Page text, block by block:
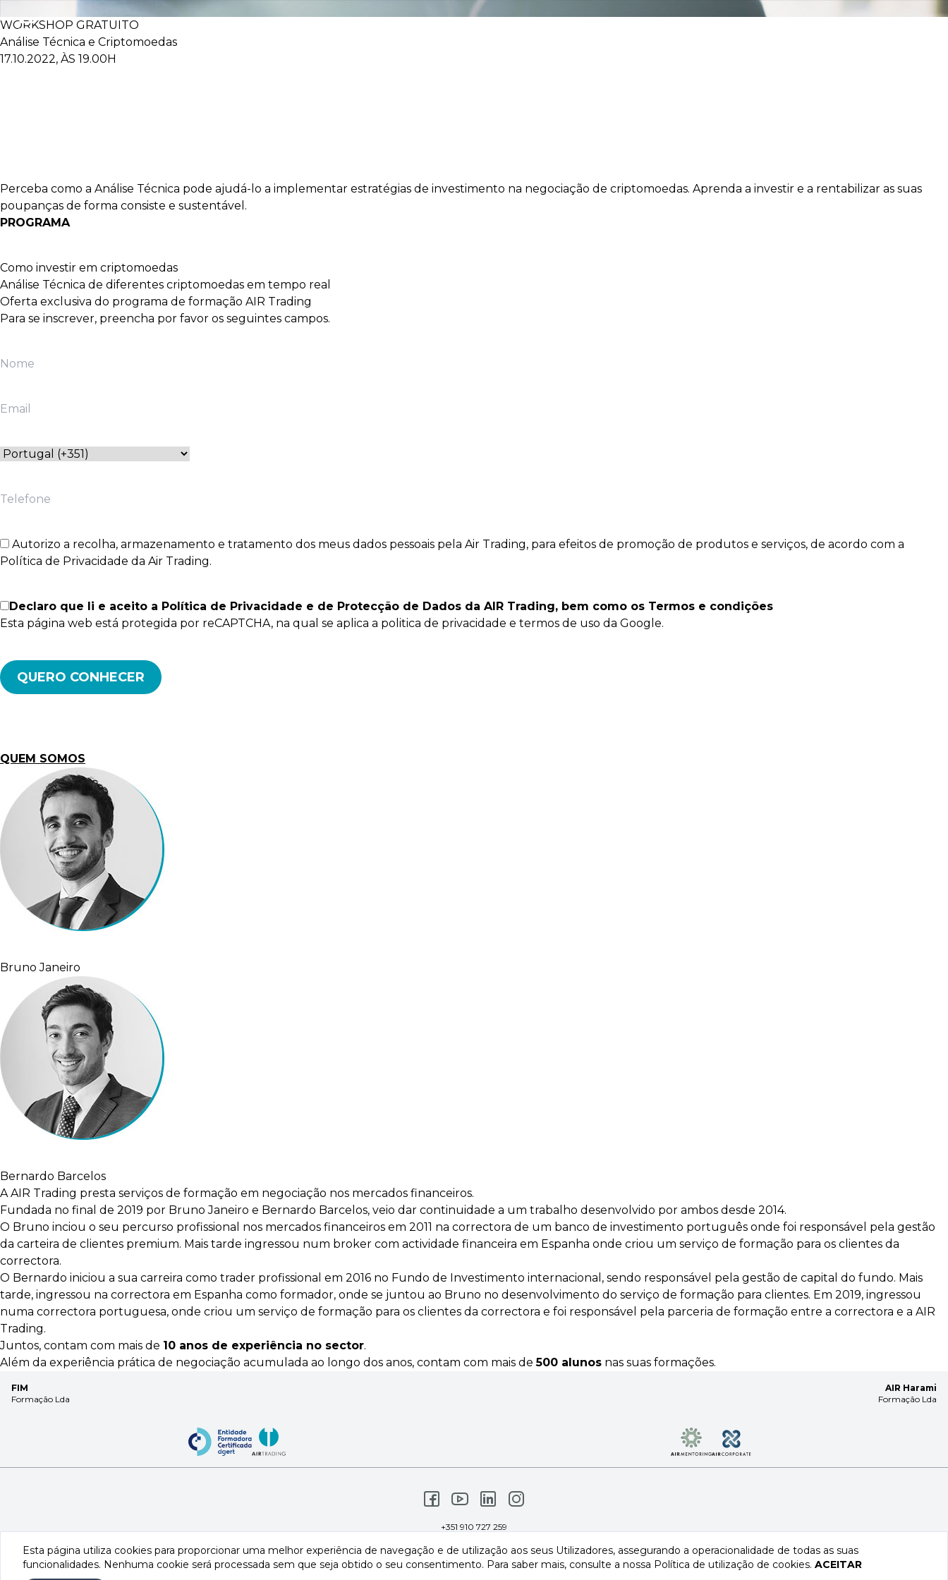
☰
WORKSHOP GRATUITO
Análise Técnica e Criptomoedas
17.10.2022, ÀS 19.00H
Perceba como a Análise Técnica pode ajudá-lo a implementar estratégias de investimento na negociação de criptomoedas. Aprenda a investir e a rentabilizar as suas
poupanças de forma consiste e sustentável.
PROGRAMA
Como investir em criptomoedas
Análise Técnica de diferentes criptomoedas em tempo real
Oferta exclusiva do programa de formação AIR Trading
Para se inscrever, preencha por favor os seguintes campos.
Autorizo a recolha, armazenamento e tratamento dos meus dados pessoais pela Air Trading, para efeitos de promoção de produtos e serviços, de acordo com a
Política de Privacidade da Air Trading.
Declaro que li e aceito a Política de Privacidade e de Protecção de Dados da AIR Trading, bem como os Termos e condições
Esta página web está protegida por reCAPTCHA, na qual se aplica a politica de privacidade e termos de uso da Google.
QUEM SOMOS
Bruno Janeiro
Bernardo Barcelos
A AIR Trading presta serviços de formação em negociação nos mercados financeiros.
Fundada no final de 2019 por Bruno Janeiro e Bernardo Barcelos, veio dar continuidade a um trabalho desenvolvido por ambos desde 2014.
O Bruno inciou o seu percurso profissional nos mercados financeiros em 2011 na correctora de um banco de investimento português onde foi responsável pela gestão
da carteira de clientes premium. Mais tarde ingressou num broker com actividade financeira em Espanha onde criou um serviço de formação para os clientes da
correctora.
O Bernardo iniciou a sua carreira como trader profissional em 2016 no Fundo de Investimento internacional, sendo responsável pela gestão de capital do fundo. Mais
tarde, ingressou na correctora em Espanha como formador, onde se juntou ao Bruno no desenvolvimento do serviço de formação para clientes. Em 2019, ingressou
numa correctora portuguesa, onde criou um serviço de formação para os clientes da correctora e foi responsável pela parceria de formação entre a correctora e a AIR
Trading.
Juntos, contam com mais de 10 anos de experiência no sector.
Além da experiência prática de negociação acumulada ao longo dos anos, contam com mais de500 alunos nas suas formações.
FIM
Formação Lda
AIR Harami
Formação Lda
+351 910 727 259
Aviso Legal • Termos e Condições
Esta página utiliza cookies para proporcionar uma melhor experiência de navegação e de utilização aos seus Utilizadores, assegurando a operacionalidade de todas as suas
funcionalidades. Nenhuma cookie será processada sem que seja obtido o seu consentimento. Para saber mais, consulte a nossa Política de utilização de cookies. ACEITAR